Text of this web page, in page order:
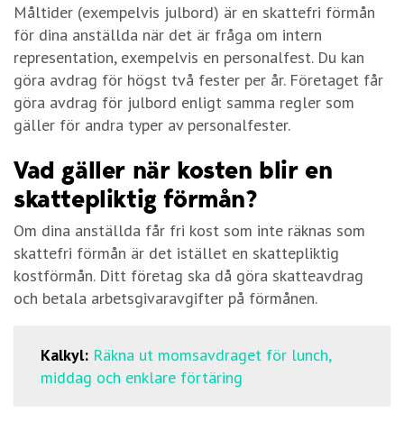
Måltider (exempelvis julbord) är en skattefri förmån
för dina anställda när det är fråga om intern
representation, exempelvis en personalfest. Du kan
göra avdrag för högst två fester per år. Företaget får
göra avdrag för julbord enligt samma regler som
gäller för andra typer av personalfester.
Vad gäller när kosten blir en
skattepliktig förmån?
Om dina anställda får fri kost som inte räknas som
skattefri förmån är det istället en skattepliktig
kostförmån. Ditt företag ska då göra skatteavdrag
och betala arbetsgivaravgifter på förmånen.
Kalkyl: Räkna ut momsavdraget för lunch,
middag och enklare förtäring